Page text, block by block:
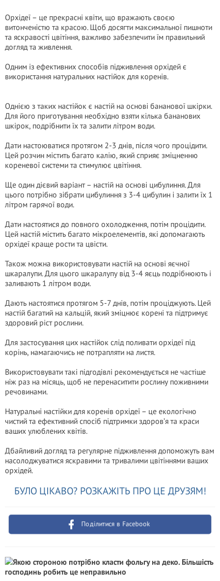
Орхідеї – це прекрасні квіти, що вражають своєю
витонченістю та красою. Щоб досягти максимальної пишноти
та яскравості цвітіння, важливо забезпечити їм правильний
догляд та живлення.
Одним із ефективних способів підживлення орхідей є
використання натуральних настійок для коренів.
Однією з таких настійок є настій на основі бананової шкірки.
Для його приготування необхідно взяти кілька бананових
шкірок, подрібнити їх та залити літром води.
Дати настоюватися протягом 2-3 днів, після чого процідити.
Цей розчин містить багато калію, який сприяє зміцненню
кореневої системи та стимулює цвітіння.
Ще один дієвий варіант – настій на основі цибулиння. Для
цього потрібно зібрати цибулиння з 3-4 цибулин і залити їх 1
літром гарячої води.
Дати настоятися до повного охолодження, потім процідити.
Цей настій містить багато мікроелементів, які допомагають
орхідеї краще рости та цвісти.
Також можна використовувати настій на основі яєчної
шкаралупи. Для цього шкаралупу від 3-4 яєць подрібнюють і
заливають 1 літром води.
Дають настоятися протягом 5-7 днів, потім проціджують. Цей
настій багатий на кальцій, який зміцнює корені та підтримує
здоровий ріст рослини.
Для застосування цих настійок слід поливати орхідеї під
корінь, намагаючись не потрапляти на листя.
Використовувати такі підгодівлі рекомендується не частіше
ніж раз на місяць, щоб не перенаситити рослину поживними
речовинами.
Натуральні настійки для коренів орхідеї – це екологічно
чистий та ефективний спосіб підтримки здоров’я та краси
ваших улюблених квітів.
Дбайливий догляд та регулярне підживлення допоможуть вам
насолоджуватися яскравими та тривалими цвітіннями ваших
орхідей.
БУЛО ЦІКАВО? РОЗКАЖІТЬ ПРО ЦЕ ДРУЗЯМ!
Поділитися в Facebook